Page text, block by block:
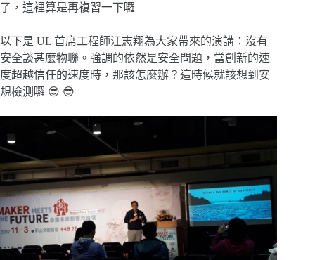
了，這裡算是再複習一下囉
以下是 UL 首席工程師江志翔為大家帶來的演講：沒有
安全談甚麼物聯。強調的依然是安全問題，當創新的速
度超越信任的速度時，那該怎麼辦？這時候就該想到安
規檢測囉 😎 😎